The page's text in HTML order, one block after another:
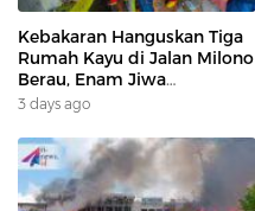
Kebakaran Hanguskan Tiga
Rumah Kayu di Jalan Milono
Berau, Enam Jiwa
Terdampak
3 days ago